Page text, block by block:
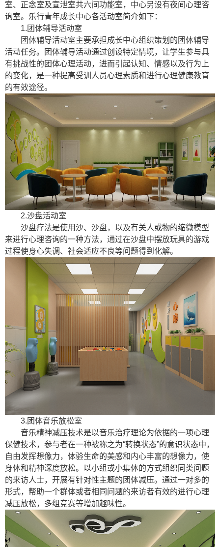
室、正念室及宣泄室共六间功能室，中心另设有夜间心理咨
询室。乐行青年成长中心各活动室简介如下：
1.团体辅导活动室
团体辅导活动室主要承担成长中心组织策划的团体辅导
活动任务。团体辅导活动通过创设特定情境，让学生参与具
有挑战性的团体心理活动，进而引起认知、情感以及行为上
的变化，是一种提高受训人员心理素质和进行心理健康教育
的有效途径。
2.沙盘活动室
沙盘疗法是使用沙、沙盘，以及有关人或物的缩微模型
来进行心理咨询的一种方法，通过在沙盘中摆放玩具的游戏
过程使身心失调、社会适应不良等问题得到化解。
3.团体音乐放松室
音乐精神减压技术是以音乐治疗理论为依据的一项心理
保健技术，参与者在一种被称之为“转换状态”的意识状态中，
自由发挥想像力，体验生命的美感和内心丰富的想像力，使
身体和精神深度放松。以小组或小集体的方式组织同类问题
的来访人士，开展有针对性主题的团体减压。通过一对多的
形式，帮助一个群体或者相同问题的来访者有效的进行心理
减压放松，多组竞赛等增加趣味性。